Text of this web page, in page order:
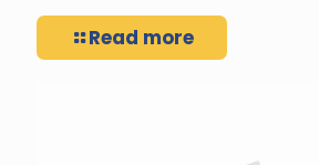
Read more